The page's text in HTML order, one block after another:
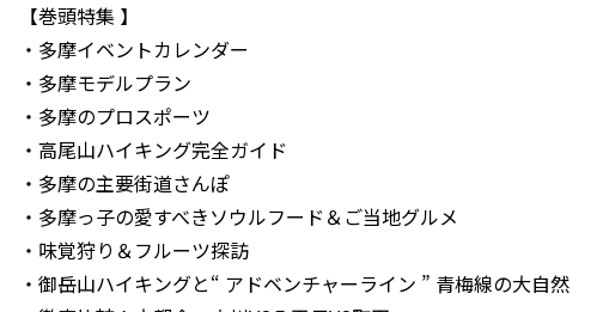
【巻頭特集 】
・多摩イベントカレンダー
・多摩モデルプラン
・多摩のプロスポーツ
・高尾山ハイキング完全ガイド
・多摩の主要街道さんぽ
・多摩っ子の愛すべきソウルフード＆ご当地グルメ
・味覚狩り＆フルーツ探訪
・御岳山ハイキングと“ アドベンチャーライン ” 青梅線の大自然